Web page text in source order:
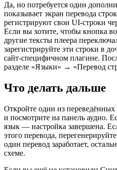
Да, но потребуется один
показывает экран перевода
регистрируют свои UI-строки
Если вы хотите, чтобы кнопка
другие тексты плеера
зарегистрируйте эти строки в
сайт-специфичном плагине.
разделе «Языки» → «Перевод
Что делать дальше
Откройте один из переведённых
и посмотрите на панель аудио.
язык — настройка завершена.
этого перевода,
один перевод заработает,
схеме.